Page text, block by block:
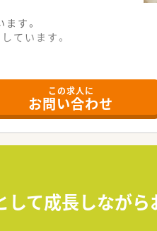
す。
ています。
この求人に
お問い合わせ
て成長しなが